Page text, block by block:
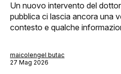
SCIENZA E
SALUTE E MEDICINA
Un nuovo intervento del
pubblica ci lascia ancora una
contesto e qualche
maicolengel butac
27 Mag 2026